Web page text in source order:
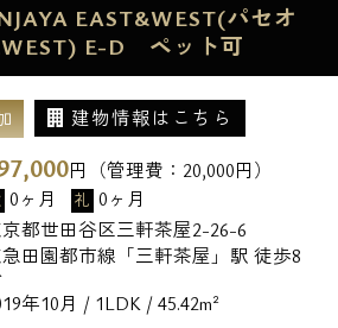
EAST&WEST(パセオ
E-D ペット可
建物情報はこちら
円（管理費： 20,000円）
0ヶ月 礼 0ヶ月
都世田谷区三軒茶屋2-26-6
田園都市線「三軒茶屋」駅 徒歩8
年10月 / 1LDK / 45.42m²